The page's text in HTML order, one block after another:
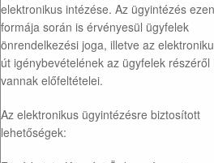
elektronikus intézése. Az ügyintézés ezen
formája során is érvényesül ügyfelek
önrendelkezési joga, illetve az
út igénybevételének az ügyfelek részéről
vannak előfeltételei.
Az elektronikus ügyintézésre biztosított
lehetőségek: